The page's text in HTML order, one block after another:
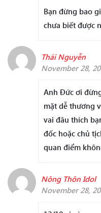
Bạn đừng bao
chưa biết được
Thái Nguyễn
November 28,
Anh Đức ơi
mặt dễ thương
vai đâu thích
đốc hoặc chủ
quan điểm
Nông Thôn Idol
November 28,